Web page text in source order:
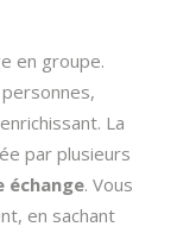
en groupe.
La
par plusieurs
échange. Vous
en sachant